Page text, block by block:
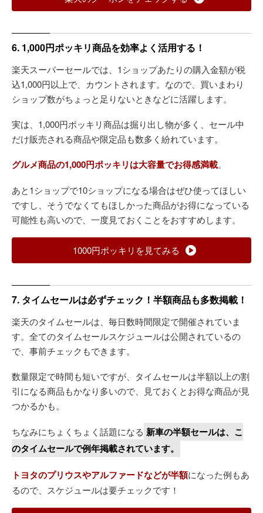
6. 1,000円ポッキリ商品を効率よく活用する！
楽天スーパーセールでは、1ショップあたりの購入金額が税
込1,000円以上で、カウントされます。なので、買いまわり
ショップ数がちょっと足りないときなどに活躍します。
実は、1,000円ポッキリ商品は掘り出し物が多く、セール中
だけ販売される商品や限定品も数多く紛れています。
グルメ商品の1,000円ポッキリは大容量でお得感満載。
あと1ショップで10ショップになる場合はぜひ使ってほしい
ですし、そうでなくてもほしかった商品がお得になっている
可能性も高いので、一度見ておくことをおすすめします。
1000円ポッキリを見てみる
7. タイムセールは必ずチェック！半額商品も多数掲載！
楽天のタイムセールは、毎日数時間限定で開催されていま
す。全てのタイムセールスケジュールは公開されているの
で、事前チェックもできます。
数量限定で時間も短いですが、タイムセールは半額以上の割
引になる商品もかなり多いので、見ておくとお得な商品が見
つかるかも。
ちなみにちょくちょく話題になる 新車の半額セールは、こ
のタイムセールで例年掲載されています。
トヨタのプリウスやアルファードなどが半額になった例もあ
るので、スケジュールは要チェックです！